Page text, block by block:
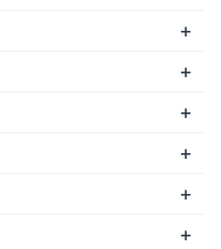
+
+
+
+
+
+